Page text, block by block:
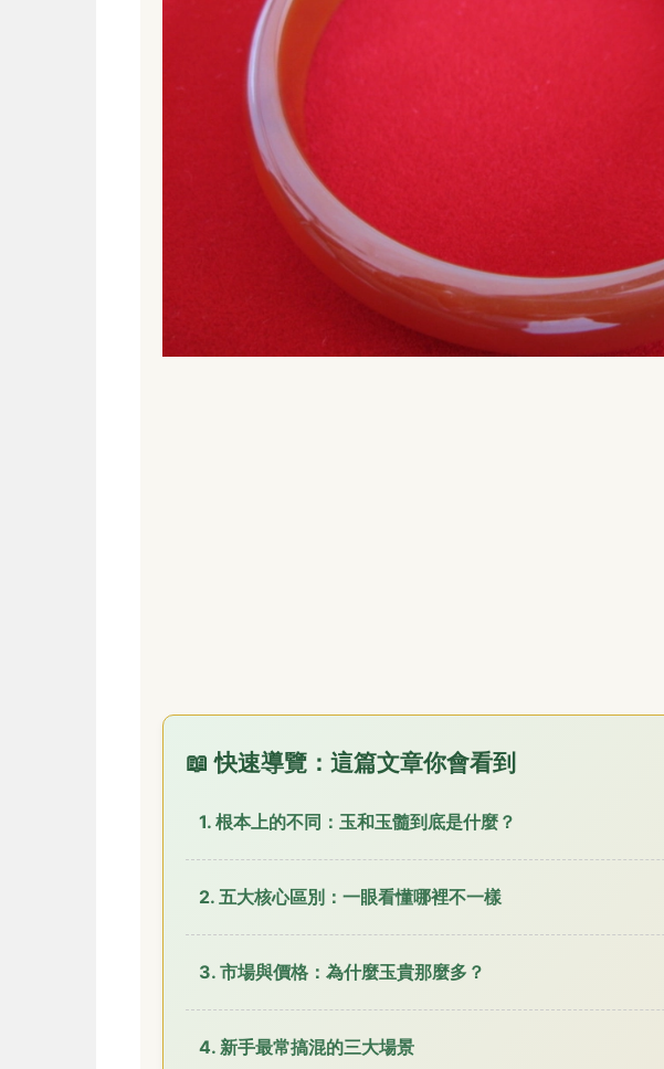
📖 快速導覽：這篇文章你會看到
1. 根本上的不同：玉和玉髓到底是什麼？
2. 五大核心區別：一眼看懂哪裡不一樣
3. 市場與價格：為什麼玉貴那麼多？
4. 新手最常搞混的三大場景